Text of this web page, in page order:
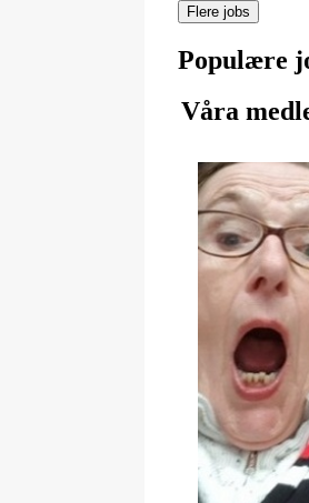
Flere jobs
Populære
Våra